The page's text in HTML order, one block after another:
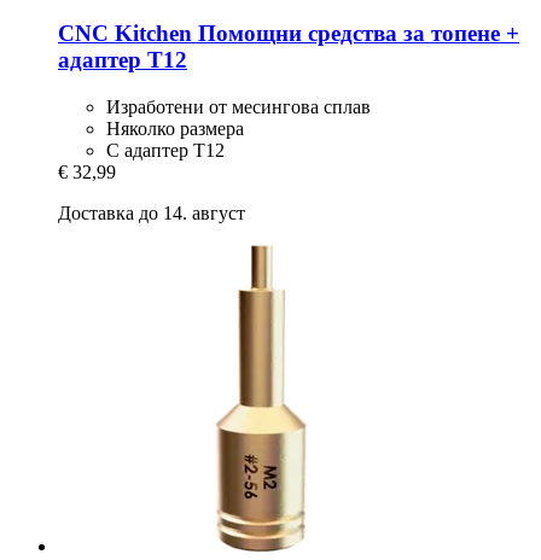
CNC Kitchen Помощни средства за топене +
адаптер T12
Изработени от месингова сплав
Няколко размера
С адаптер T12
€ 32,99
Доставка до 14. август